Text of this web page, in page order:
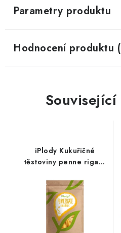
Parametry produktu
Hodnocení produktu
iPlody Kukuřičné
těstoviny penne rigate